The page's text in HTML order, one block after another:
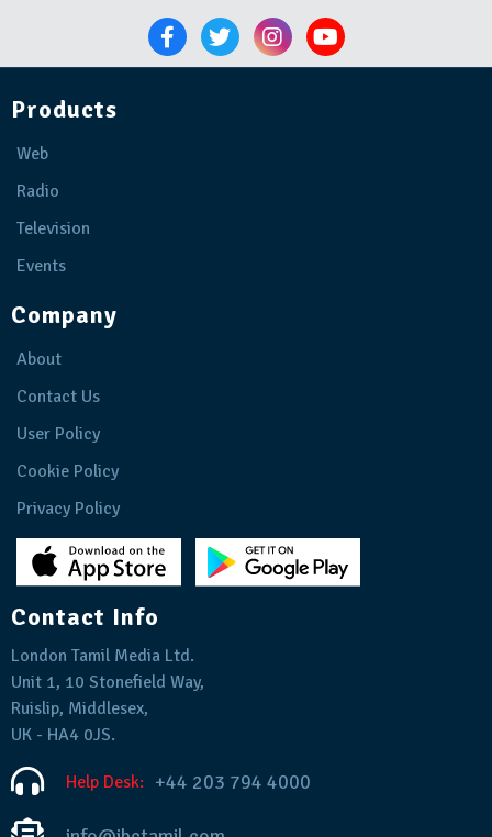
Products
Web
Radio
Television
Events
Company
About
Contact Us
User Policy
Cookie Policy
Privacy Policy
Contact Info
London Tamil Media Ltd.
Unit 1, 10 Stonefield Way,
Ruislip, Middlesex,
UK - HA4 0JS.
Help Desk: +44 203 794 4000